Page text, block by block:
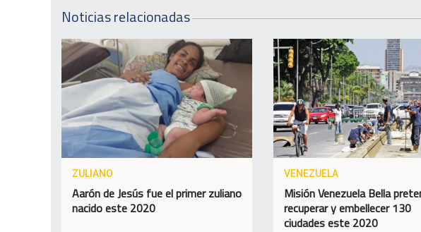
Noticias relacionadas
ZULIANO
Aarón de Jesús fue el primer zuliano
nacido este 2020
VENEZUELA
Misión Venezuela Bella
recuperar y embellecer 130
ciudades este 2020